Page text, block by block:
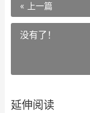
« 上一篇
没有了！
延伸阅读